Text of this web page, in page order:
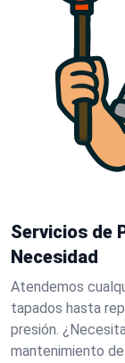
Servicios de
Necesidad
Atendemos
tapados hasta
presión.
mantenimiento